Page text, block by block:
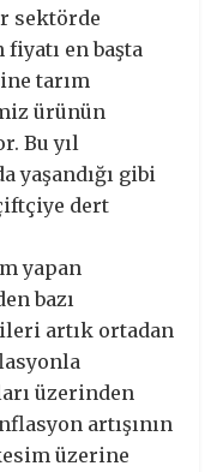
sektörde
en başta
tarım
ürünün
Bu yıl
yaşandığı gibi
dert
yapan
bazı
artık ortadan
üzerinden
artışının
üzerine